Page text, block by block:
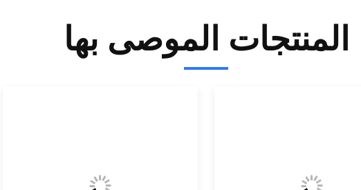
المنتجات الموصى بها